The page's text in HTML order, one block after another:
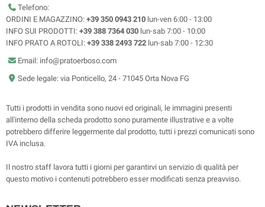
Telefono:
ORDINI E MAGAZZINO: +39 350 0943 210 lun-ven 6:00 - 13:00
INFO SUI PRODOTTI: +39 388 7364 030 lun-sab 7:00 - 10:00
INFO PRATO A ROTOLI: +39 338 2493 722 lun-sab 7:00 - 12:30
Email: info@pratoerboso.com
Sede legale: via Ponticello, 24 - 71045 Orta Nova FG
Tutti i prodotti in vendita sono nuovi ed originali, le immagini presenti
all'interno della scheda prodotto sono puramente illustrative e a volte
potrebbero differire leggermente dal prodotto, tutti i prezzi comunicati sono
IVA inclusa.
Il nostro staff lavora tutti i giorni per garantirvi un servizio di qualità per
questo motivo i contenuti potrebbero esser modificati senza preavviso.